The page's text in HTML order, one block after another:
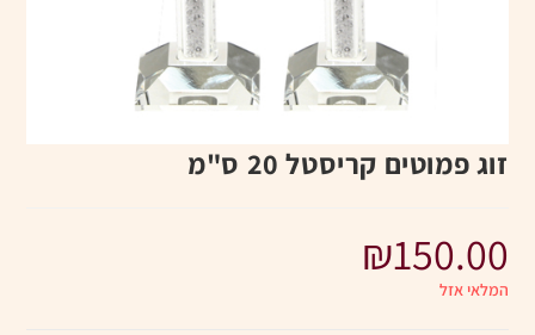
זוג פמוטים קריסטל 20 ס"מ
₪150.00
המלאי אזל